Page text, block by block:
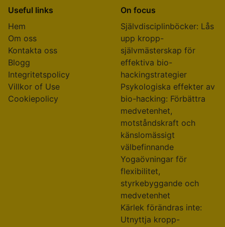
Useful links
Hem
Om oss
Kontakta oss
Blogg
Integritetspolicy
Villkor of Use
Cookiepolicy
On focus
Självdisciplinböcker: Lås
upp kropp-
självmästerskap för
effektiva bio-
hackingstrategier
Psykologiska effekter av
bio-hacking: Förbättra
medvetenhet,
motståndskraft och
känslomässigt
välbefinnande
Yogaövningar för
flexibilitet,
styrkebyggande och
medvetenhet
Kärlek förändras inte:
Utnyttja kropp-